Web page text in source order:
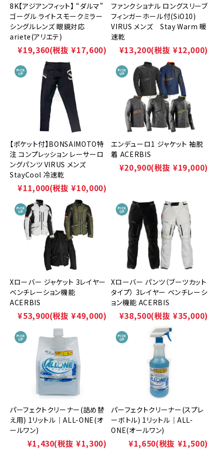
8K【アジアンフィット】 “ダルマ”
ゴーグル ライトスモークミラー
シングルレンズ 眼鏡対応
ariete(アリエテ)
¥19,360(税抜 ¥17,600)
ファンクショナル ロングスリーブ
フィンガーホール付(SiO10)
VIRUS メンズ Stay Warm 暖
速乾
¥13,200(税抜 ¥12,000)
【ポケット付】BONSAIMOTO特
注 コンプレッション レーサーロ
ングパンツ VIRUS メンズ
StayCool 冷速乾
¥11,000(税抜 ¥10,000)
エンデューロ1 ジャケット 袖脱
着 ACERBIS
¥20,900(税抜 ¥19,000)
Xローバー ジャケット 3レイヤー
ベンチレーション機能
ACERBIS
¥53,900(税抜 ¥49,000)
Xローバー パンツ（ブーツカット
タイプ） 3レイヤー ベンチレーシ
ョン機能 ACERBIS
¥38,500(税抜 ¥35,000)
パーフェクトクリーナー(詰め替
え用) 1リットル｜ALL-ONE(オ
ールワン)
¥1,430(税抜 ¥1,300)
パーフェクトクリーナー(スプレ
ーボトル) 1リットル｜ALL-
ONE(オールワン)
¥1,650(税抜 ¥1,500)